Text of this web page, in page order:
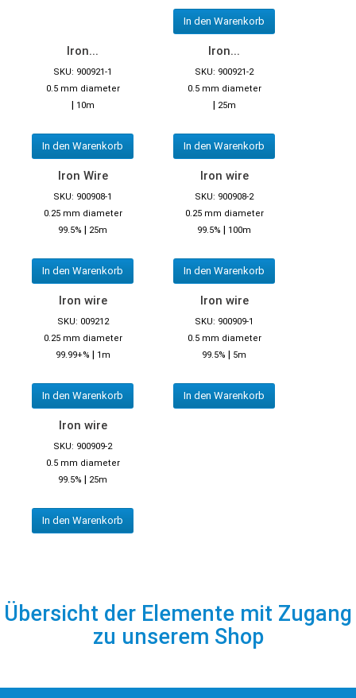
In den Warenkorb
Iron...
SKU: 900921-1
0.5 mm diameter
| 10m
In den Warenkorb
Iron...
SKU: 900921-2
0.5 mm diameter
| 25m
In den Warenkorb
Iron Wire
SKU: 900908-1
0.25 mm diameter
99.5% | 25m
In den Warenkorb
Iron wire
SKU: 900908-2
0.25 mm diameter
99.5% | 100m
In den Warenkorb
Iron wire
SKU: 009212
0.25 mm diameter
99.99+% | 1m
In den Warenkorb
Iron wire
SKU: 900909-1
0.5 mm diameter
99.5% | 5m
In den Warenkorb
Iron wire
SKU: 900909-2
0.5 mm diameter
99.5% | 25m
In den Warenkorb
Übersicht der Elemente mit Zugang
zu unserem Shop